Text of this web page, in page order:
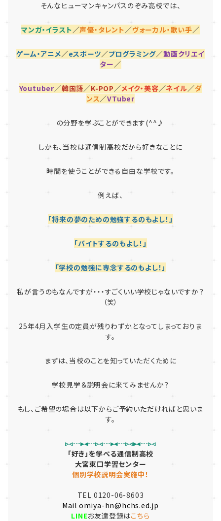
そんなヒューマンキャンパスのぞみ高校では、
マンガ・イラスト／声優・タレント／ヴォーカル・歌い手／
ゲーム・アニメ／eスポーツ／プログラミング／動画クリエイ
ター／
Youtuber／韓国語／K-POP／メイク・美容／ネイル／ダ
ンス／VTuber
の分野を学ぶことができます(^^♪
しかも、当校は通信制高校だから好きなことに
時間を使うことができる自由な学校です。
例えば、
「将来の夢のための勉強するのもよし！」
「バイトするのもよし！」
「学校の勉強に専念するのもよし！」
私が言うのもなんですが・・・すごくいい学校じゃないですか？
（笑）
25年4月入学生の定員が残りわずかとなってしまっておりま
す。
まずは、当校のことを知っていただくために
学校見学＆説明会に来てみませんか？
もし、ご希望の場合は以下からご予約いただければと思いま
す。
▹◃┄▸◂┄▹◃┄▸◂┄▹◃▸◂┄▹◃
「好き」を学べる通信制高校
大宮東口学習センター
個別学校説明会実施中！
TEL 0120-06-8603
Mail omiya-hn@hchs.ed.jp
LINEお友達登録はこちら